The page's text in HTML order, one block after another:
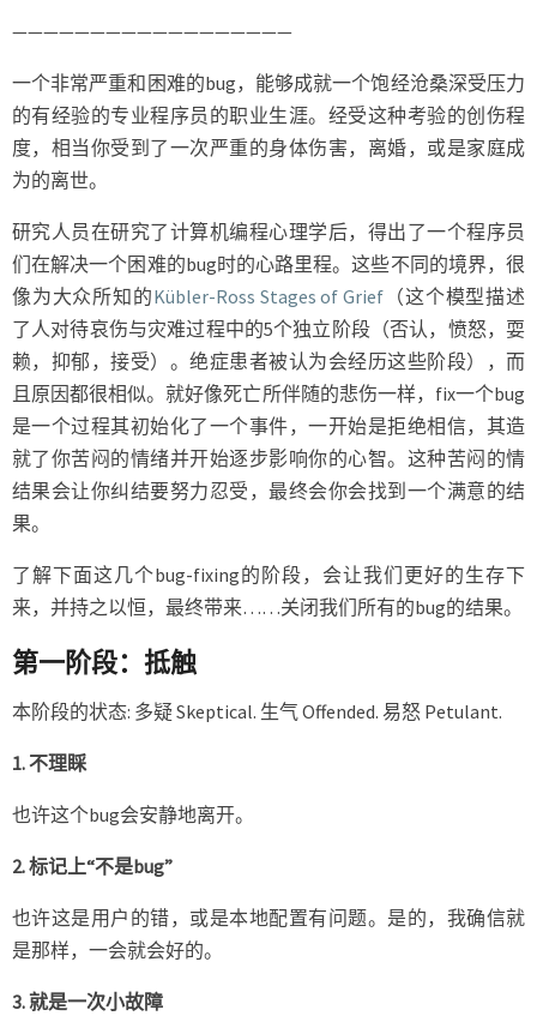
——————————————————
一个非常严重和困难的bug，能够成就一个饱经沧桑深受压力
的有经验的专业程序员的职业生涯。经受这种考验的创伤程
度，相当你受到了一次严重的身体伤害，离婚，或是家庭成
为的离世。
研究人员在研究了计算机编程心理学后，得出了一个程序员
们在解决一个困难的bug时的心路里程。这些不同的境界，很
像为大众所知的Kübler-Ross Stages of Grief （这个模型描述
了人对待哀伤与灾难过程中的5个独立阶段（否认，愤怒，耍
赖，抑郁，接受）。绝症患者被认为会经历这些阶段），而
且原因都很相似。就好像死亡所伴随的悲伤一样，fix一个bug
是一个过程其初始化了一个事件，一开始是拒绝相信，其造
就了你苦闷的情绪并开始逐步影响你的心智。这种苦闷的情
结果会让你纠结要努力忍受，最终会你会找到一个满意的结
果。
了解下面这几个bug-fixing的阶段，会让我们更好的生存下
来，并持之以恒，最终带来……关闭我们所有的bug的结果。
第一阶段：抵触
本阶段的状态: 多疑 Skeptical. 生气 Offended. 易怒 Petulant.
1. 不理睬
也许这个bug会安静地离开。
2. 标记上“不是bug”
也许这是用户的错，或是本地配置有问题。是的，我确信就
是那样，一会就会好的。
3. 就是一次小故障